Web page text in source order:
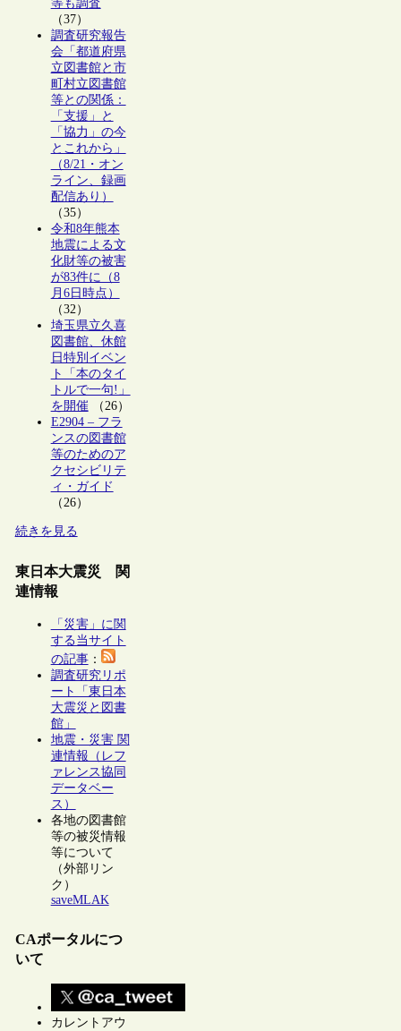
等も調査
（37）
調査研究報告
会「都道府県
立図書館と市
町村立図書館
等との関係：
「支援」と
「協力」の今
とこれから」
（8/21・オン
ライン、録画
配信あり）
（35）
令和8年熊本
地震による文
化財等の被害
が83件に（8
月6日時点）
（32）
埼玉県立久喜
図書館、休館
日特別イベン
ト「本のタイ
トルで一句!」
を開催（26）
E2904 – フラ
ンスの図書館
等のためのア
クセシビリテ
ィ・ガイド
（26）
続きを見る
東日本大震災 関
連情報
「災害」に関
する当サイト
の記事：
調査研究リポ
ート「東日本
大震災と図書
館」
地震・災害 関
連情報（レフ
ァレンス協同
データベー
ス）
各地の図書館
等の被災情報
等について
（外部リン
ク）
saveMLAK
CAポータルにつ
いて
カレントアウ